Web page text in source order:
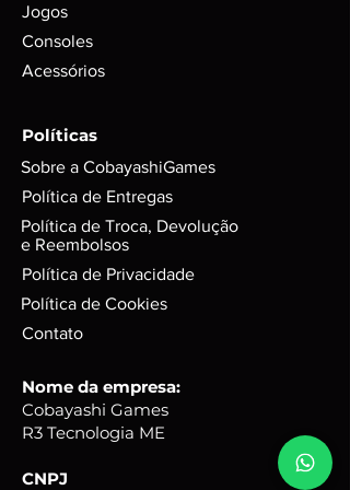
CERTEZA, POIS ITENS USADOS
PODEM CONTER MARCAS DO
Jogos
Consoles
Acessórios
Políticas
Sobre a CobayashiGames
Política de Entregas
Política de Troca, Devolução
e Reembolsos
Política de Privacidade
Política de Cookies
Contato
Nome da empresa:
Cobayashi Games
R3 Tecnologia ME
CNPJ